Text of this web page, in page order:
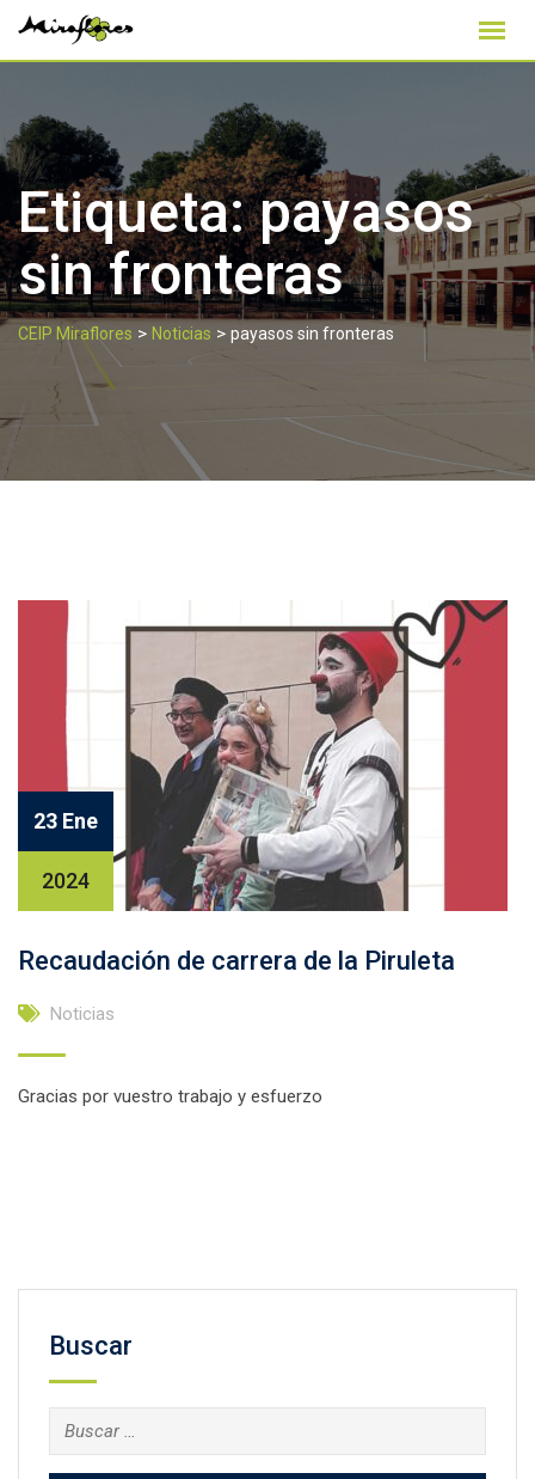
Skip
Etiqueta:payasos
sin fronteras
CEIP Miraflores > Noticias > payasos sin fronteras
23 Ene
2024
Recaudación de carrera de la Piruleta
Noticias
Gracias por vuestro trabajo y esfuerzo
Buscar
Buscar: